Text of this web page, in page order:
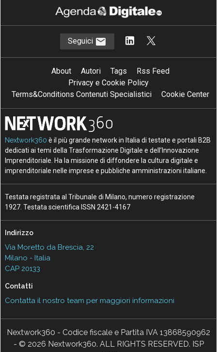
Seguici
About Autori Tags
Rss Feed
Privacy e Cookie Policy
Terms&Conditions Contenuti Specialistici
Cookie Center
Nextwork360 è il più grande network in Italia di testate e portali B2B
dedicati ai temi della Trasformazione Digitale e dell’Innovazione
Imprenditoriale. Ha la missione di diffondere la cultura digitale e
imprenditoriale nelle imprese e pubbliche amministrazioni italiane.
Testata registrata al Tribunale di Milano, numero registrazione
1927. Testata scientifica ISSN 2421-4167
Indirizzo
Via Moretto da Brescia, 22
Milano - Italia
CAP 20133
Contatti
Contatta il nostro team per maggiori informazioni
Nextwork360 - Codice fiscale e Partita IVA 13868590962
- © 2026 Nextwork360. ALL RIGHTS RESERVED. ISP